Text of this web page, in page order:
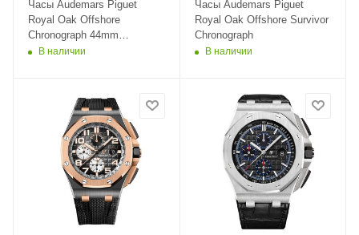
Часы Audemars Piguet
Royal Oak Offshore
Chronograph 44mm
26412PT.OO.A002CR.01
В наличии
Часы Audemars Piguet
Royal Oak Offshore Survivor
Chronograph
В наличии